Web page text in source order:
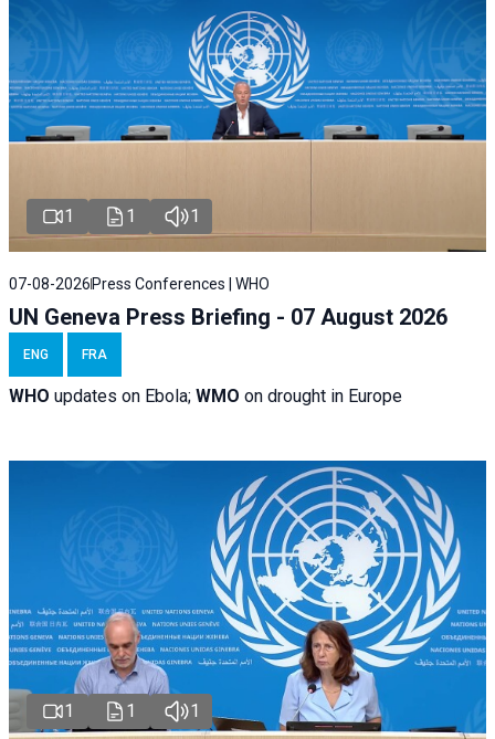
1 1 1
07-08-2026 Press Conferences | WHO
UN Geneva Press Briefing - 07 August 2026
ENG FRA
WHO updates on Ebola; WMO on drought in Europe
1 1 1